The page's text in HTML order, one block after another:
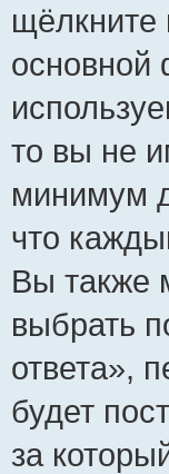
щёлкните
основной
то вы не
минимум
что
Вы также
выбрать
ответа»,
будет
за